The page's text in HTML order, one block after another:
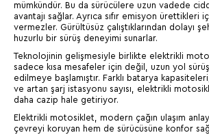
mümkündür. Bu da sürücülere uzun vadede
avantajı sağlar. Ayrıca sıfır emisyon ürettikleri
vermezler. Gürültüsüz çalıştıklarından dolayı
huzurlu bir sürüş deneyimi sunarlar.
Teknolojinin gelişmesiyle birlikte elektrikli
sadece kısa mesafeler için değil, uzun yol
edilmeye başlamıştır. Farklı batarya kapasiteleri,
ve artan şarj istasyonu sayısı, elektrikli
daha cazip hale getiriyor.
Elektrikli motosiklet, modern çağın ulaşım
çevreyi koruyan hem de sürücüsüne konfor